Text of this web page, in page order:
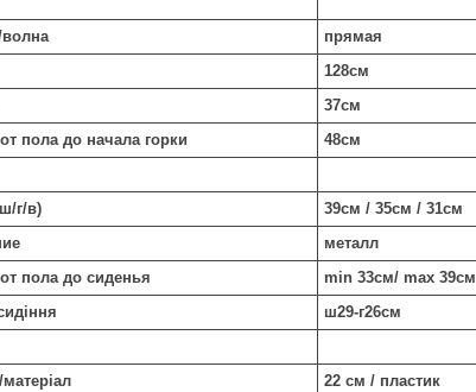
прямая
128см
37см
пола до начала горки
48см
г/в)
39см / 35см / 31см
металл
пола до сиденья
min 33см/ max 39см
ш29-г26см
22 см / пластик